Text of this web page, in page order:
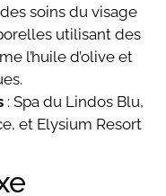
soins du visage
utilisant des
l’huile d’olive et
: Spa du Lindos Blu,
et Elysium Resort